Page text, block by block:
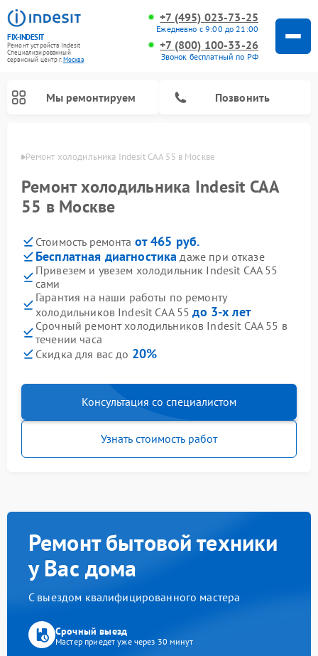
FIX-INDESIT
Ремонт устройств Indesit
Специализированный
cервисный центр г.Москва
+7 (495) 023-73-25
Ежедневно с 9:00 до 21:00
+7 (800) 100-33-26
Звонок бесплатный по РФ
Мы ремонтируем Позвонить
Ремонт холодильника Indesit CAA 55 в Москве
Ремонт холодильника Indesit CAA
55 в Москве
Стоимость ремонта от 465 руб.
Бесплатная диагностика даже при отказе
Привезем и увезем холодильник Indesit CAA 55
сами
Гарантия на наши работы по ремонту
холодильников Indesit CAA 55до 3-х лет
Срочный ремонт холодильников Indesit CAA 55 в
течении часа
Скидка для вас до 20%
Консультация со специалистом
Узнать стоимость работ
Ремонт бытовой техники
у Вас дома
С выездом квалифицированного мастера
Срочный выезд
Мастер приедет уже через 30 минут